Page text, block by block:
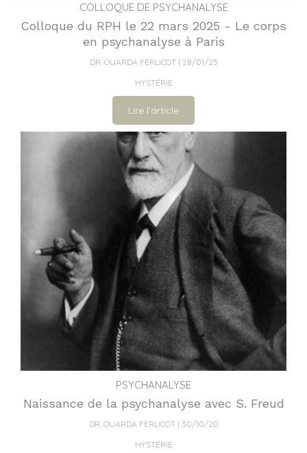
COLLOQUE DE PSYCHANALYSE
Colloque du RPH le 22 mars 2025 - Le corps
en psychanalyse à Paris
DR. OUARDA FERLICOT
28/01/25
HYSTÉRIE
Lire l'article
PSYCHANALYSE
Naissance de la psychanalyse avec S. Freud
DR. OUARDA FERLICOT
30/10/20
HYSTÉRIE